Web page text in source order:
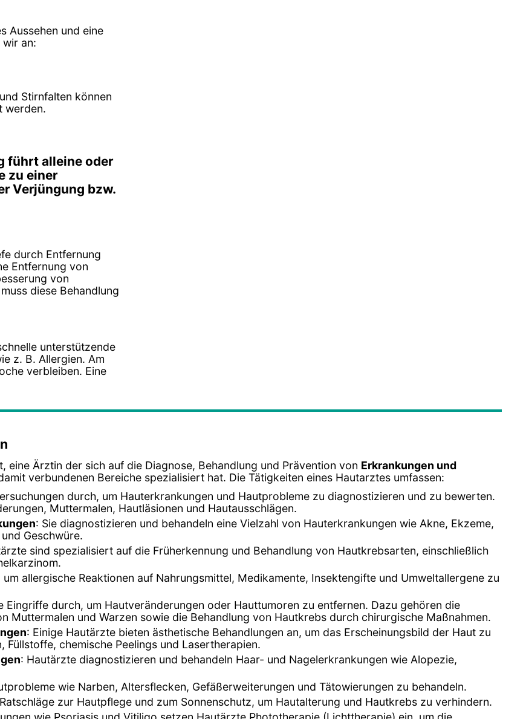
Aussehen und eine
wir an:
Stirnfalten können
werden.
führt alleine oder
zu einer
Verjüngung bzw.
durch Entfernung
Entfernung von
von
diese Behandlung
unterstützende
z. B. Allergien. Am
verbleiben. Eine
eine Ärztin der sich auf die Diagnose, Behandlung und Prävention von Erkrankungen und
verbundenen Bereiche spezialisiert hat. Die Tätigkeiten eines Hautarztes umfassen:
durch, um Hauterkrankungen und Hautprobleme zu diagnostizieren und zu bewerten.
Muttermalen, Hautläsionen und Hautausschlägen.
: Sie diagnostizieren und behandeln eine Vielzahl von Hauterkrankungen wie Akne, Ekzeme,
Geschwüre.
sind spezialisiert auf die Früherkennung und Behandlung von Hautkrebsarten, einschließlich
allergische Reaktionen auf Nahrungsmittel, Medikamente, Insektengifte und Umweltallergene zu
Eingriffe durch, um Hautveränderungen oder Hauttumoren zu entfernen. Dazu gehören die
Muttermalen und Warzen sowie die Behandlung von Hautkrebs durch chirurgische Maßnahmen.
: Einige Hautärzte bieten ästhetische Behandlungen an, um das Erscheinungsbild der Haut zu
chemische Peelings und Lasertherapien.
: Hautärzte diagnostizieren und behandeln Haar- und Nagelerkrankungen wie Alopezie,
wie Narben, Altersflecken, Gefäßerweiterungen und Tätowierungen zu behandeln.
zur Hautpflege und zum Sonnenschutz, um Hautalterung und Hautkrebs zu verhindern.